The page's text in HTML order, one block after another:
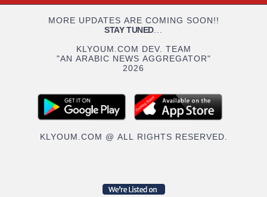
MORE UPDATES ARE COMING SOON!!
STAY TUNED...
KLYOUM.COM DEV. TEAM
"AN ARABIC NEWS AGGREGATOR"
2026
KLYOUM.COM @ ALL RIGHTS RESERVED.